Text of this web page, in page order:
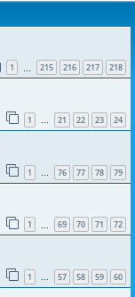
1 215 216 217 218
1 … 21 22 23 24
1 … 76 77 78 79
1 69 70 71 72
1 … 57 58 59 60